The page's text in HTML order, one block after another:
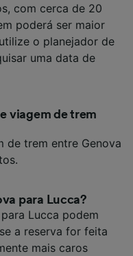
com cerca de 20
poderá ser maior
o planejador de
uma data de
viagem de trem
de trem entre Genova
para Lucca?
Lucca podem
a reserva for feita
mais caros